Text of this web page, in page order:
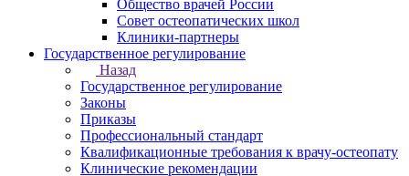
Общество врачей России
Совет остеопатических школ
Клиники-партнеры
Государственное регулирование
Назад
Государственное регулирование
Законы
Приказы
Профессиональный стандарт
Квалификационные требования к врачу-остеопату
Клинические рекомендации